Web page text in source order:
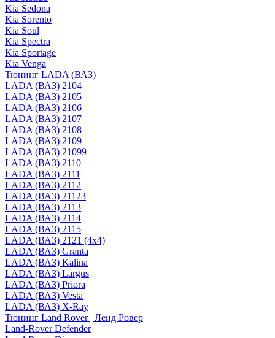
Kia Sedona
Kia Sorento
Kia Soul
Kia Spectra
Kia Sportage
Kia Venga
Тюнинг LADA (ВАЗ)
LADA (ВАЗ) 2104
LADA (ВАЗ) 2105
LADA (ВАЗ) 2106
LADA (ВАЗ) 2107
LADA (ВАЗ) 2108
LADA (ВАЗ) 2109
LADA (ВАЗ) 21099
LADA (ВАЗ) 2110
LADA (ВАЗ) 2111
LADA (ВАЗ) 2112
LADA (ВАЗ) 21123
LADA (ВАЗ) 2113
LADA (ВАЗ) 2114
LADA (ВАЗ) 2115
LADA (ВАЗ) 2121 (4x4)
LADA (ВАЗ) Granta
LADA (ВАЗ) Kalina
LADA (ВАЗ) Largus
LADA (ВАЗ) Priora
LADA (ВАЗ) Vesta
LADA (ВАЗ) X-Ray
Тюнинг Land Rover | Ленд Ровер
Land-Rover Defender